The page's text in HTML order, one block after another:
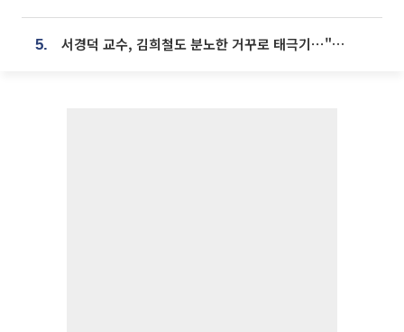
5. 서경덕 교수, 김희철도 분노한 거꾸로 태극기⋯"엉터리는 아냐, 아쉬울 뿐"